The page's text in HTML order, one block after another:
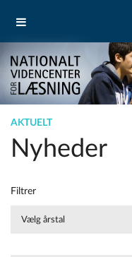
AKTUELT
Nyheder
Filtrer